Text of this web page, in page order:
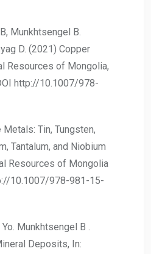
Munkhtsengel B.
D. (2021) Copper
Resources of Mongolia,
http://10.1007/978-
Metals: Tin, Tungsten,
Tantalum, and Niobium
Resources of Mongolia
10.1007/978-981-15-
Munkhtsengel B .
Deposits, In: